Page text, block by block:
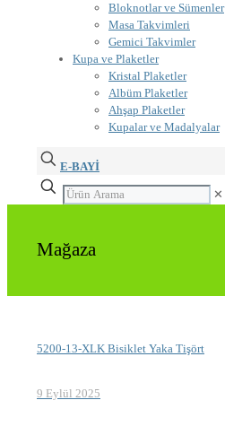
Bloknotlar ve Sümenler
Masa Takvimleri
Gemici Takvimler
Kupa ve Plaketler
Kristal Plaketler
Albüm Plaketler
Ahşap Plaketler
Kupalar ve Madalyalar
E-BAYİ
✕
Mağaza
5200-13-XLK Bisiklet Yaka Tişört
9 Eylül 2025